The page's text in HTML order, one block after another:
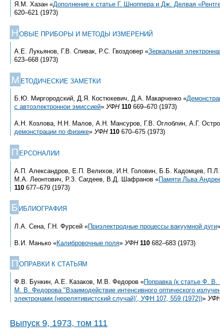
Я.М. Хазан «Дополнение к статье Г. Шноппера и Дж. Делвая
620–621 (1973)
Н ОВЫЕ ПРИБОРЫ И МЕТОДЫ ИЗМЕРЕНИЙ
А.Е. Лукьянов, Г.В. Спивак, Р.С. Гвоздовер «Зеркальная
623–668 (1973)
М ЕТОДИЧЕСКИЕ ЗАМЕТКИ
Б.Ю. Миргородский, Д.Я. Костюкевич, Д.А. Макарченко «
с автоэлектроннои эмиссией» УФН 110 669–670 (1973)
А.Н. Козлова, Н.Н. Малов, А.Н. Мансуров, Г.В. Оглоблин, А.Г.
демонстрации по физике» УФН 110 670–675 (1973)
П ЕРСОНАЛИИ
А.П. Александров, Е.П. Велихов, И.Н. Головин, Б.Б. Кадомцев,
М.А. Леонтович, Р.З. Сагдеев, В.Д. Шафранов «Памяти Льва
110 677–679 (1973)
Б ИБЛИОГРАФИЯ
Л.А. Сена, Г.Н. Фурсей «Приэлектродные процессы вакуумной дуги
В.И. Манько «Калибровочные поля» УФН 110 682–683 (1973)
П ОПРАВКИ К СТАТЬЯМ
Ф.В. Бункин, А.Е. Казаков, М.В. Федоров «Поправка (к статье Ф.
М. В. Федорова "Взаимодействие интенсивного оптического
электронами (нерелятивистский случай)’, УФН 107, 559 (1972))»
Выпуск 9, 1973, том 111